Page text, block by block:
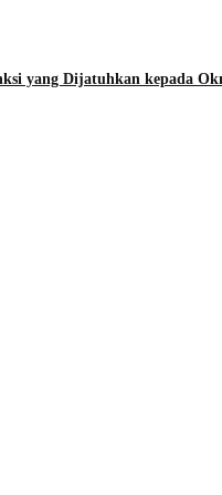
yang Dijatuhkan kepada